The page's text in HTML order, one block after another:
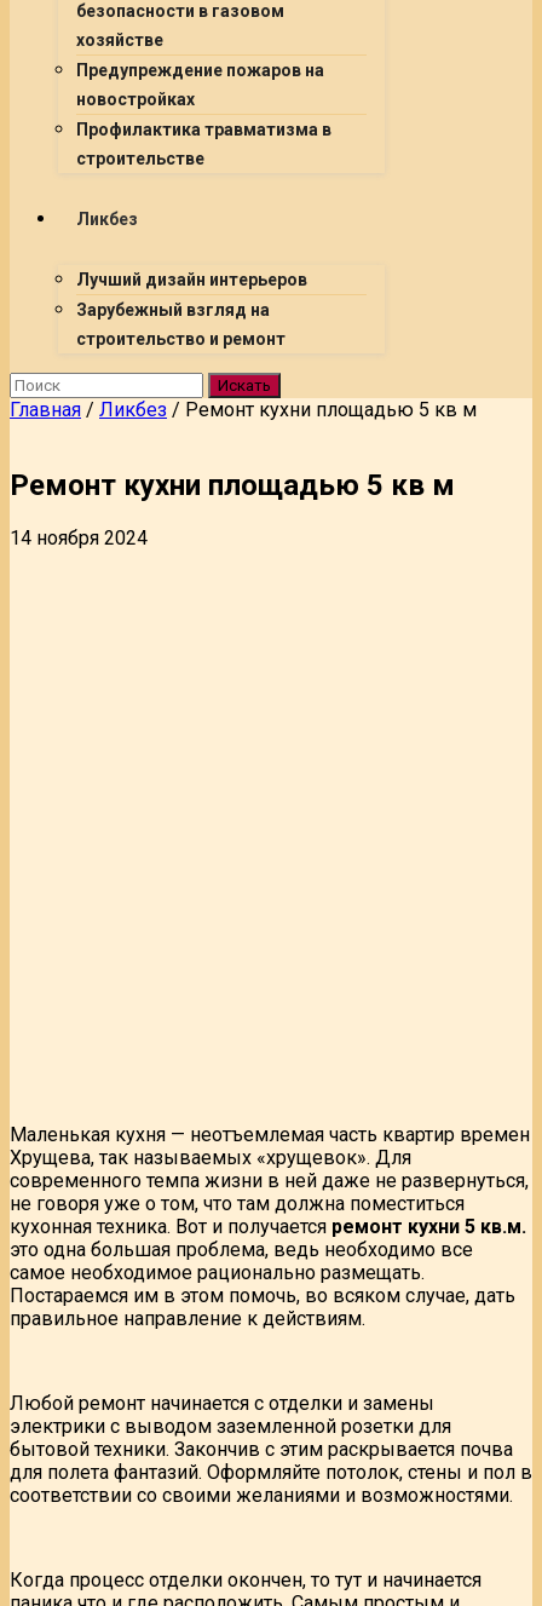
безопасности в газовом
хозяйстве
Предупреждение пожаров на
новостройках
Профилактика травматизма в
строительстве
Ликбез
Лучший дизайн интерьеров
Зарубежный взгляд на
строительство и ремонт
Искать
Главная / Ликбез / Ремонт кухни площадью 5 кв м
Ремонт кухни площадью 5 кв м
14 ноября 2024
Маленькая кухня — неотъемлемая часть квартир времен
Хрущева, так называемых «хрущевок». Для
современного темпа жизни в ней даже не развернуться,
не говоря уже о том, что там должна поместиться
кухонная техника. Вот и получается ремонт кухни 5 кв.м.
это одна большая проблема, ведь необходимо все
самое необходимое рационально размещать.
Постараемся им в этом помочь, во всяком случае, дать
правильное направление к действиям.
Любой ремонт начинается с отделки и замены
электрики с выводом заземленной розетки для
бытовой техники. Закончив с этим раскрывается почва
для полета фантазий. Оформляйте потолок, стены и пол в
соответствии со своими желаниями и возможностями.
Когда процесс отделки окончен, то тут и начинается